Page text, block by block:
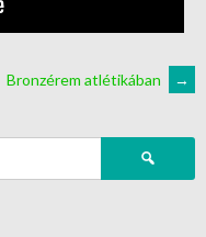
Bronzérem atlétikában →